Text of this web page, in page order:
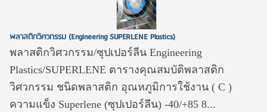
พลาสติกวิศวกรรม (Engineering SUPERLENE Plastics)
พลาสติกวิศวกรรม/ซุปเปอร์ลีน Engineering
Plastics/SUPERLENE ตารางคุณสมบัติพลาสติก
วิศวกรรม ชนิดพลาสติก อุณหภูมิการใช้งาน ( C )
ความแข็ง Superlene (ซุปเปอร์ลีน) -40/+85 8...